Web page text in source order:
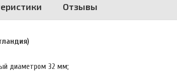
Отзывы
диаметром 32 мм;